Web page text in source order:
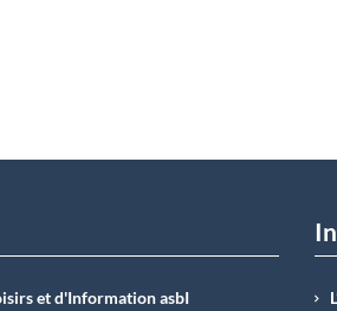
et d'Information asbI